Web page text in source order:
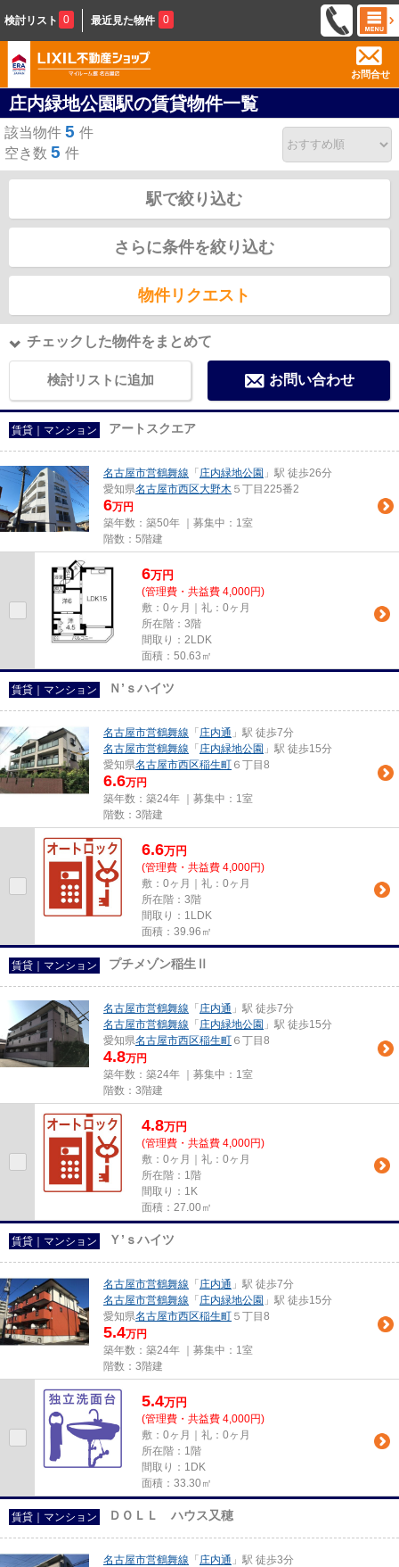
検討リスト 0 最近見た物件 0
お問合せ
庄内緑地公園駅の賃貸物件一覧
該当物件 5 件
空き数 5 件
駅で絞り込む
さらに条件を絞り込む
物件リクエスト
チェックした物件をまとめて
検討リストに追加 お問い合わせ
賃貸｜マンション アートスクエア
名古屋市営鶴舞線 「 庄内緑地公園 」駅 徒歩26分
愛知県名古屋市西区大野木 ５丁目225番2
6万円
築年数：築50年 ｜募集中： 1室
階数：5階建
6万円
(管理費・共益費 4,000円)
敷：0ヶ月｜礼：0ヶ月
所在階：3階
間取り：2LDK
面積：50.63㎡
賃貸｜マンション Ｎ’ｓハイツ
名古屋市営鶴舞線 「 庄内通 」駅 徒歩7分
名古屋市営鶴舞線 「 庄内緑地公園 」駅 徒歩15分
愛知県名古屋市西区稲生町 ６丁目8
6.6万円
築年数：築24年 ｜募集中： 1室
階数：3階建
6.6万円
(管理費・共益費 4,000円)
敷：0ヶ月｜礼：0ヶ月
所在階：3階
間取り：1LDK
面積：39.96㎡
賃貸｜マンション プチメゾン稲生Ⅱ
名古屋市営鶴舞線 「 庄内通 」駅 徒歩7分
名古屋市営鶴舞線 「 庄内緑地公園 」駅 徒歩15分
愛知県名古屋市西区稲生町 ６丁目8
4.8万円
築年数：築24年 ｜募集中： 1室
階数：3階建
4.8万円
(管理費・共益費 4,000円)
敷：0ヶ月｜礼：0ヶ月
所在階：1階
間取り：1K
面積：27.00㎡
賃貸｜マンション Ｙ’ｓハイツ
名古屋市営鶴舞線 「 庄内通 」駅 徒歩7分
名古屋市営鶴舞線 「 庄内緑地公園 」駅 徒歩15分
愛知県名古屋市西区稲生町 ５丁目8
5.4万円
築年数：築24年 ｜募集中： 1室
階数：3階建
5.4万円
(管理費・共益費 4,000円)
敷：0ヶ月｜礼：0ヶ月
所在階：1階
間取り：1DK
面積：33.30㎡
賃貸｜マンション ＤＯＬＬ ハウス又穂
名古屋市営鶴舞線 「 庄内通 」駅 徒歩3分